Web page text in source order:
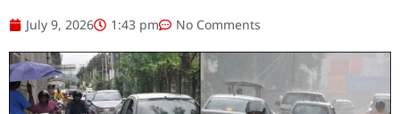
July 9, 2026 1:43 pm No Comments